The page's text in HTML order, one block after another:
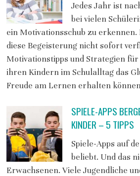
Jedes Jahr ist
bei vielen
ein Motivationsschub zu erkennen.
diese Begeisterung nicht sofort
Motivationstipps und Strategien
ihren Kindern im Schulalltag das
Freude am Lernen erhalten
SPIELE-APPS
KINDER – 5 TIPPS
Spiele-Apps auf
beliebt. Und das
Erwachsenen. Viele Jugendliche